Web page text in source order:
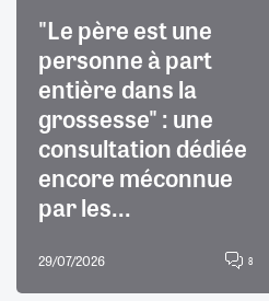
"Le père est une
personne à part
entière dans la
grossesse" : une
consultation dédiée
encore méconnue
par les...
29/07/2026 8